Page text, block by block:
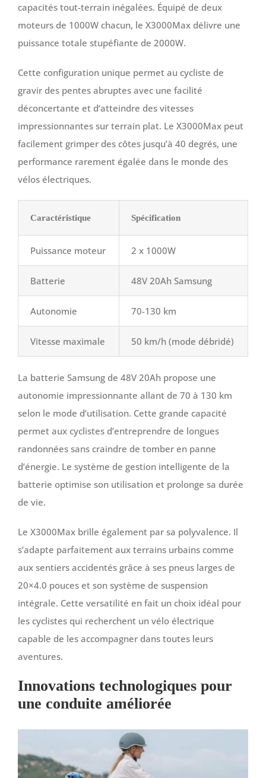
capacités tout-terrain inégalées. Équipé de deux
moteurs de 1000W chacun, le X3000Max délivre une
puissance totale stupéfiante de 2000W.
Cette configuration unique permet au cycliste de
gravir des pentes abruptes avec une facilité
déconcertante et d’atteindre des vitesses
impressionnantes sur terrain plat. Le X3000Max peut
facilement grimper des côtes jusqu’à 40 degrés, une
performance rarement égalée dans le monde des
vélos électriques.
Caractéristique Spécification
Puissance moteur 2 x 1000W
Batterie 48V 20Ah Samsung
Autonomie 70-130 km
Vitesse maximale 50 km/h (mode débridé)
La batterie Samsung de 48V 20Ah propose une
autonomie impressionnante allant de 70 à 130 km
selon le mode d’utilisation. Cette grande capacité
permet aux cyclistes d’entreprendre de longues
randonnées sans craindre de tomber en panne
d’énergie. Le système de gestion intelligente de la
batterie optimise son utilisation et prolonge sa durée
de vie.
Le X3000Max brille également par sa polyvalence. Il
s’adapte parfaitement aux terrains urbains comme
aux sentiers accidentés grâce à ses pneus larges de
20×4.0 pouces et son système de suspension
intégrale. Cette versatilité en fait un choix idéal pour
les cyclistes qui recherchent un vélo électrique
capable de les accompagner dans toutes leurs
aventures.
Innovations technologiques pour
une conduite améliorée